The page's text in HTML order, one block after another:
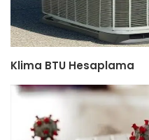
Klima BTU Hesaplama